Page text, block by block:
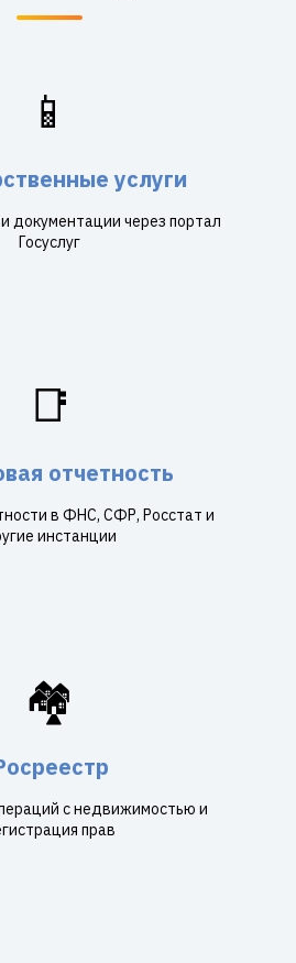
📱
услуги
документации через портал
Госуслуг
📑
отчетность
в ФНС, СФР, Росстат и
инстанции
🏘️
с недвижимостью и
прав